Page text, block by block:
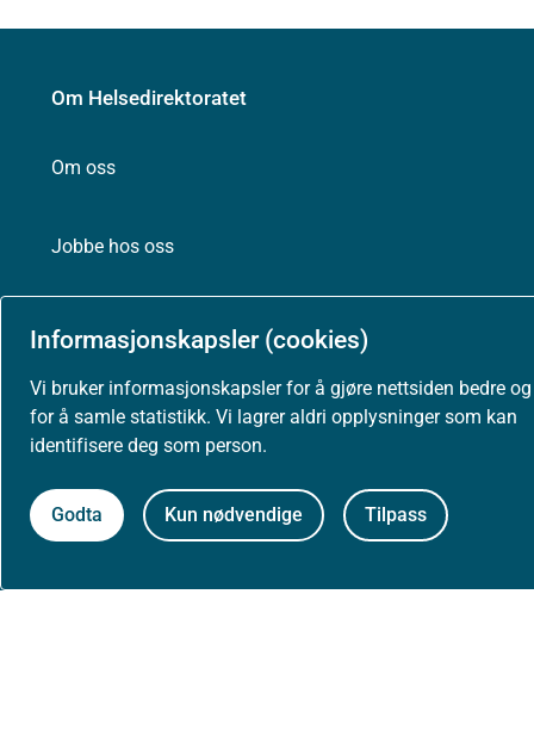
Informasjonskapsler (cookies)
Vi bruker informasjonskapsler for å gjøre nettsiden bedre og
for å samle statistikk. Vi lagrer aldri opplysninger som kan
identifisere deg som person.
Godta Kun nødvendige Tilpass
Om Helsedirektoratet
Om oss
Jobbe hos oss
Kontakt oss
Postadresse:
Helsedirektoratet
Postboks 220, Skøyen